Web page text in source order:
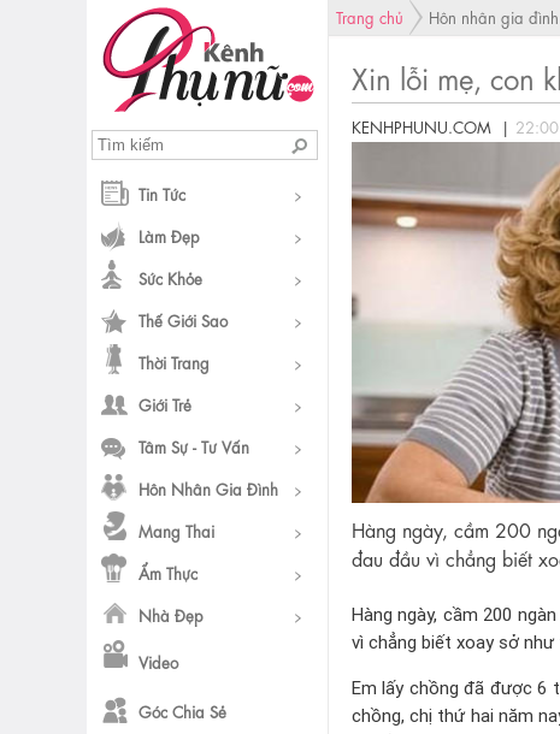
Tin Tức
Làm Đẹp
Sức Khỏe
Thế Giới Sao
Thời Trang
Giới Trẻ
Tâm Sự - Tư Vấn
Hôn Nhân Gia Đình
Mang Thai
Ẩm Thực
Nhà Đẹp
Video
Góc Chia Sẻ
Trang chủ Hôn nhân gia đình
Xin lỗi mẹ, con
KENHPHUNU.COM |
Hàng ngày, cầm 200
đau đầu vì chẳng biết
Hàng ngày, cầm 200
vì chẳng biết xoay sở
Em lấy chồng đã được 6
chồng, chị thứ hai năm